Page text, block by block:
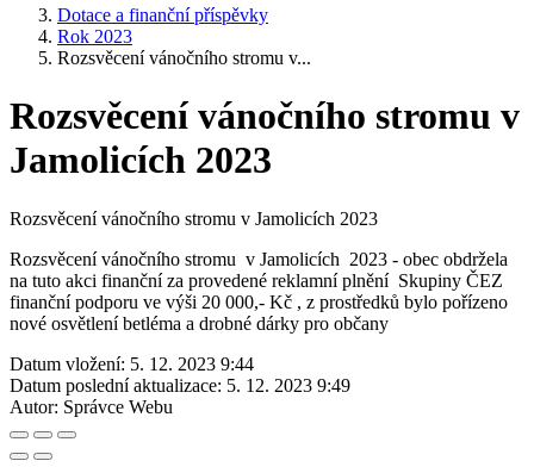
Dotace a finanční příspěvky
Rok 2023
Rozsvěcení vánočního stromu v...
Rozsvěcení vánočního stromu v
Jamolicích 2023
Rozsvěcení vánočního stromu v Jamolicích 2023
Rozsvěcení vánočního stromu v Jamolicích 2023 - obec obdržela
na tuto akci finanční za provedené reklamní plnění Skupiny ČEZ
finanční podporu ve výši 20 000,- Kč , z prostředků bylo pořízeno
nové osvětlení betléma a drobné dárky pro občany
Datum vložení: 5. 12. 2023 9:44
Datum poslední aktualizace: 5. 12. 2023 9:49
Autor: Správce Webu